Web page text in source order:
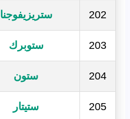
202 ستريزيفوجنا
203 ستوبرك
204 ستون
205 ستيتار